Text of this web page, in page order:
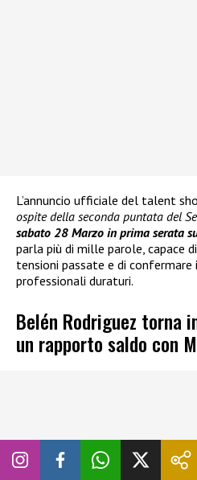
L’annuncio ufficiale del talent
ospite della seconda puntata del
sabato 28 Marzo in prima serata
parla più di mille parole, capace
tensioni passate e di
professionali duraturi.
Belén Rodriguez torna
un rapporto saldo con